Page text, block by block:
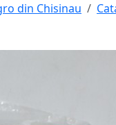
din Chisinau